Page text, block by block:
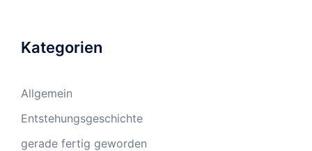
Kategorien
Allgemein
Entstehungsgeschichte
gerade fertig geworden